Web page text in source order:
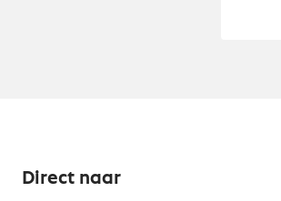
Direct naar